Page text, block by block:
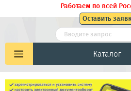
Работаем по всей
Оставить
Каталог